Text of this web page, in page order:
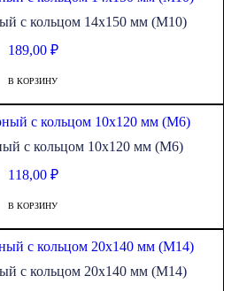
с кольцом 14х150 мм (М10)
189,00 ₽
В КОРЗИНУ
с кольцом 10х120 мм (М6)
118,00 ₽
В КОРЗИНУ
с кольцом 20х140 мм (М14)